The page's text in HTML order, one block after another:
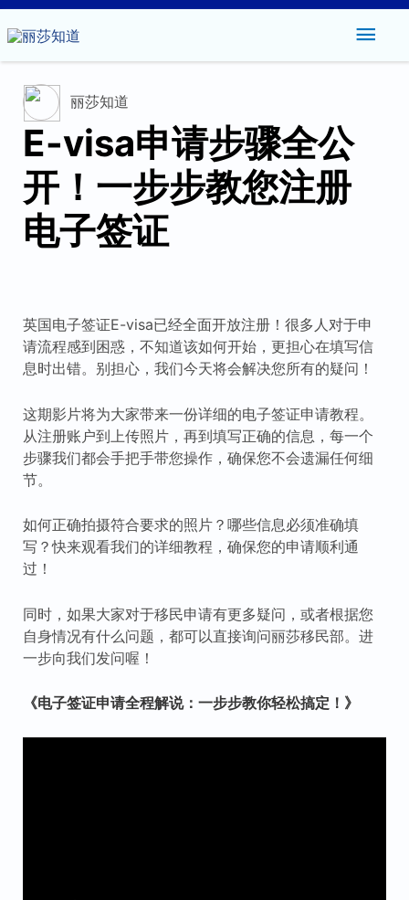
主
丽莎知道
E-visa申请步骤全公
开！一步步教您注册
电子签证
英国电子签证E-visa已经全面开放注册！很多人对于申
请流程感到困惑，不知道该如何开始，更担心在填写信
息时出错。别担心，我们今天将会解决您所有的疑问！
这期影片将为大家带来一份详细的电子签证申请教程。
从注册账户到上传照片，再到填写正确的信息，每一个
步骤我们都会手把手带您操作，确保您不会遗漏任何细
节。
如何正确拍摄符合要求的照片？哪些信息必须准确填
写？快来观看我们的详细教程，确保您的申请顺利通
过！
同时，如果大家对于移民申请有更多疑问，或者根据您
自身情况有什么问题，都可以直接询问丽莎移民部。进
一步向我们发问喔！
《电子签证申请全程解说：一步步教你轻松搞定！》